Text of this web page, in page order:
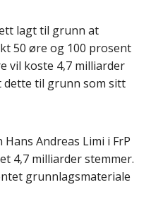
lagt til grunn at
50 øre og 100 prosent
vil koste 4,7 milliarder
til grunn som sitt
Andreas Limi i FrP
4,7 milliarder stemmer.
grunnlagsmateriale